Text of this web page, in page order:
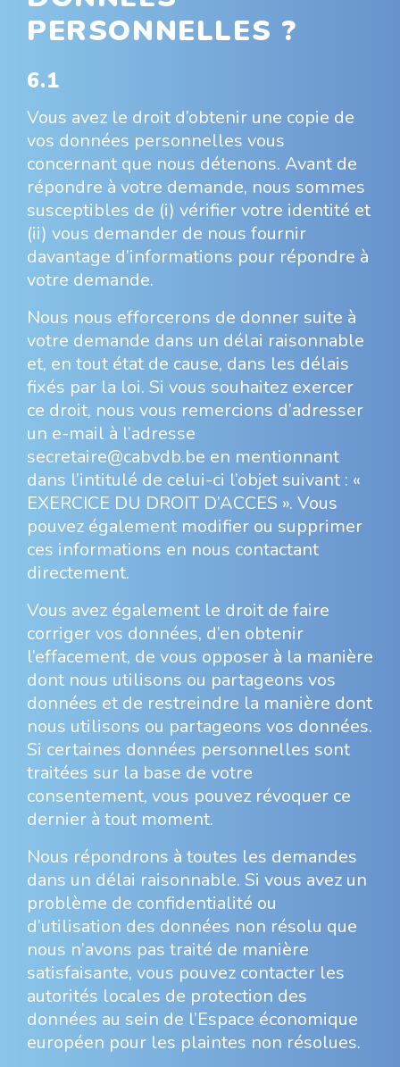
PERSONNELLES ?
6.1
Vous avez le droit d’obtenir une copie de
vos données personnelles vous
concernant que nous détenons. Avant de
répondre à votre demande, nous sommes
susceptibles de (i) vérifier votre identité et
(ii) vous demander de nous fournir
davantage d’informations pour répondre à
votre demande.
Nous nous efforcerons de donner suite à
votre demande dans un délai raisonnable
et, en tout état de cause, dans les délais
fixés par la loi. Si vous souhaitez exercer
ce droit, nous vous remercions d’adresser
un e-mail à l’adresse
secretaire@cabvdb.be en mentionnant
dans l’intitulé de celui-ci l’objet suivant : «
EXERCICE DU DROIT D’ACCES ». Vous
pouvez également modifier ou supprimer
ces informations en nous contactant
directement.
Vous avez également le droit de faire
corriger vos données, d’en obtenir
l’effacement, de vous opposer à la manière
dont nous utilisons ou partageons vos
données et de restreindre la manière dont
nous utilisons ou partageons vos données.
Si certaines données personnelles sont
traitées sur la base de votre
consentement, vous pouvez révoquer ce
dernier à tout moment.
Nous répondrons à toutes les demandes
dans un délai raisonnable. Si vous avez un
problème de confidentialité ou
d’utilisation des données non résolu que
nous n’avons pas traité de manière
satisfaisante, vous pouvez contacter les
autorités locales de protection des
données au sein de l’Espace économique
européen pour les plaintes non résolues.